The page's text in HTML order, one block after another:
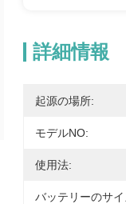
詳細情報
起源の場所:
モデルNO:
使用法:
バッテリーのサイ